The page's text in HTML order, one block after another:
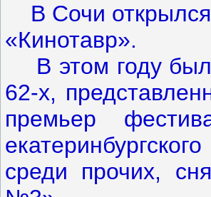
В Сочи открылся
«Кинотавр».
В этом году
62-х,
премьер
среди прочих,